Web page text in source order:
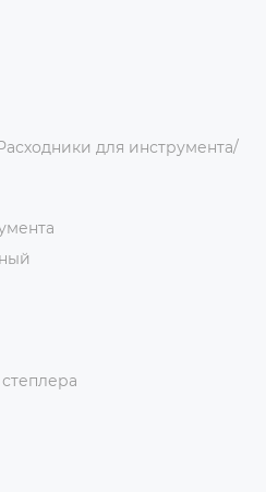
для инструмента/